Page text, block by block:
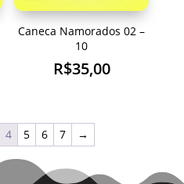
Caneca Namorados 02 –
10
R$35,00
4 5 6 7 →